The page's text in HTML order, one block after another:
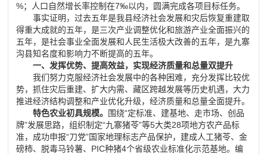
%；人口自然增长率控制在7‰以内，圆满完成各项目标任务。
事实证明，过去五年是我县经济社会发展和灾后恢复重建取
得重大成就的五年，是三次产业调整优化和旅游产业全面振兴的
五年，是社会事业全面发展和人民生活极大改善的五年，是九寨
沟县知名度和影响力不断提高的五年。
一、发挥优势、提高效益，实现经济质量和总量双提升
我们努力克服经济社会发展中的各种困难，充分发挥比较优
势，抓住灾后重建、扩大内需、藏区跨越发展等历史机遇，大力
推进经济结构调整和产业优化升级，经济质量和总量全面提升。
特色农业初具规模。
围绕“定标准、建基地、走市场、创品
牌”发展思路，组织制定“九寨猪苓”等5大类28项地方农产品标
准，成功申报“刀党”国家地理标志产品保护，建成人工猪苓、金
磅柿、脱毒马铃薯、 PIC种猪4个省级农业标准化示范基地。编